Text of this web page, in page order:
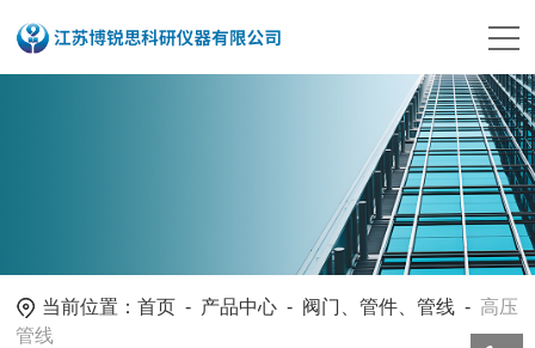
当前位置：首页 - 产品中心 - 阀门、管件、管线 -高压
管线